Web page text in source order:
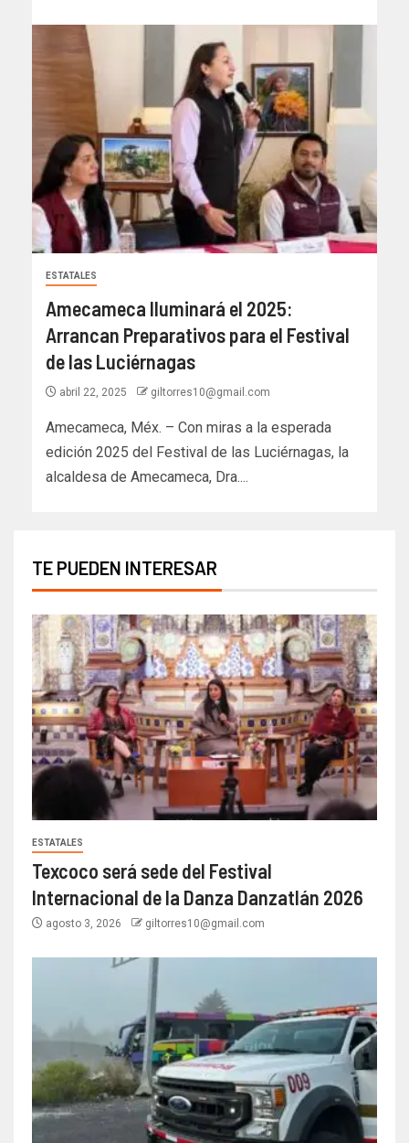
ESTATALES
Amecameca Iluminará el 2025:
Arrancan Preparativos para el Festival
de las Luciérnagas
abril 22, 2025 giltorres10@gmail.com
Amecameca, Méx. – Con miras a la esperada
edición 2025 del Festival de las Luciérnagas, la
alcaldesa de Amecameca, Dra....
TE PUEDEN INTERESAR
ESTATALES
Texcoco será sede del Festival
Internacional de la Danza Danzatlán 2026
agosto 3, 2026 giltorres10@gmail.com